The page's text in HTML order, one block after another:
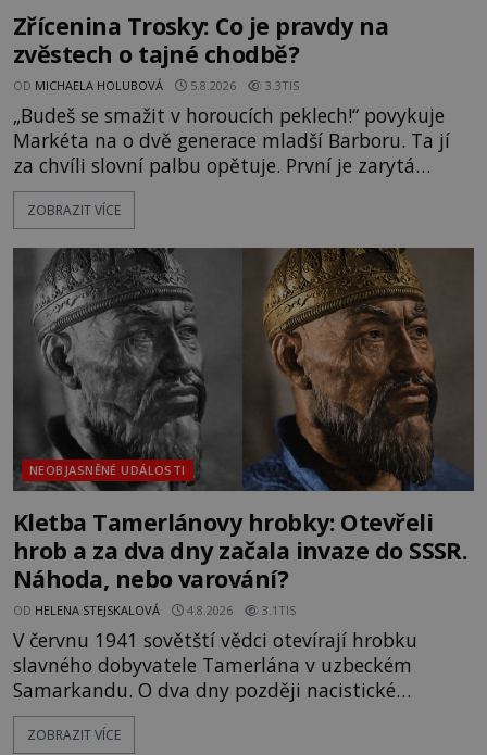
Zřícenina Trosky: Co je pravdy na
zvěstech o tajné chodbě?
OD MICHAELA HOLUBOVÁ 5.8.2026 3.3TIS
„Budeš se smažit v horoucích peklech!“ povykuje
Markéta na o dvě generace mladší Barboru. Ta jí
za chvíli slovní palbu opětuje. První je zarytá
katolička, druhá přesvědčená kališnice. A každá z
nich se usídlí na jedné z věží slavného hradu
mezi vůdce protihusitského boje. Za manželku má
skutečně jistou
ZOBRAZIT VÍCE
NEOBJASNĚNÉ UDÁLOSTI
Kletba Tamerlánovy hrobky: Otevřeli
hrob a za dva dny začala invaze do SSSR.
Náhoda, nebo varování?
OD HELENA STEJSKALOVÁ 4.8.2026 3.1TIS
V červnu 1941 sovětští vědci otevírají hrobku
slavného dobyvatele Tamerlána v uzbeckém
Samarkandu. O dva dny později nacistické
Německo zahajuje operaci Barbarossa a napadá
Sovětský svaz. Shoda dat je natolik zarážející, že se
ZOBRAZIT VÍCE